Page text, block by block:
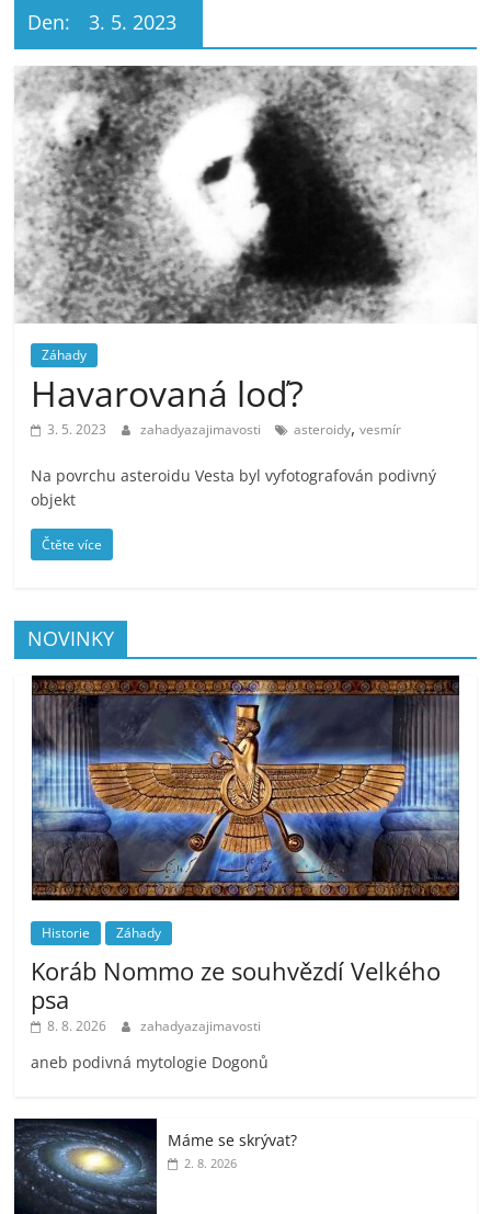
Den: 3. 5. 2023
Záhady
Havarovaná loď?
3. 5. 2023 zahadyazajimavosti asteroidy,vesmír
Na povrchu asteroidu Vesta byl vyfotografován podivný
objekt
Čtěte více
NOVINKY
Historie Záhady
Koráb Nommo ze souhvězdí Velkého
psa
8. 8. 2026 zahadyazajimavosti
aneb podivná mytologie Dogonů
Máme se skrývat?
2. 8. 2026